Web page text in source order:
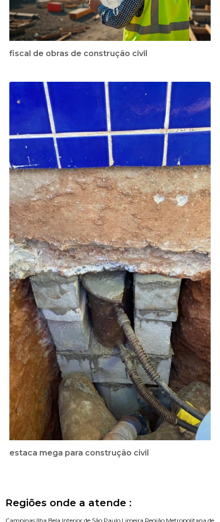
fiscal de obras de construção civil
estaca mega para construção civil
Regiões onde a atende :
Campinas Ilha Bela Interior de São Paulo Limeira Região Metropolitana de